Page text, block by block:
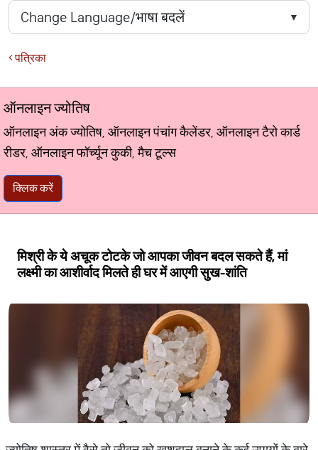
पत्रिका
ऑनलाइन ज्योतिष
ऑनलाइन अंक ज्योतिष, ऑनलाइन पंचांग कैलेंडर, ऑनलाइन टैरो कार्ड
रीडर, ऑनलाइन फॉर्च्यून कुकी, मैच टूल्स
क्लिक करें
मिश्री के ये अचूक टोटके जो आपका जीवन बदल सकते हैं, मां
लक्ष्मी का आशीर्वाद मिलते ही घर में आएगी सुख-शांति